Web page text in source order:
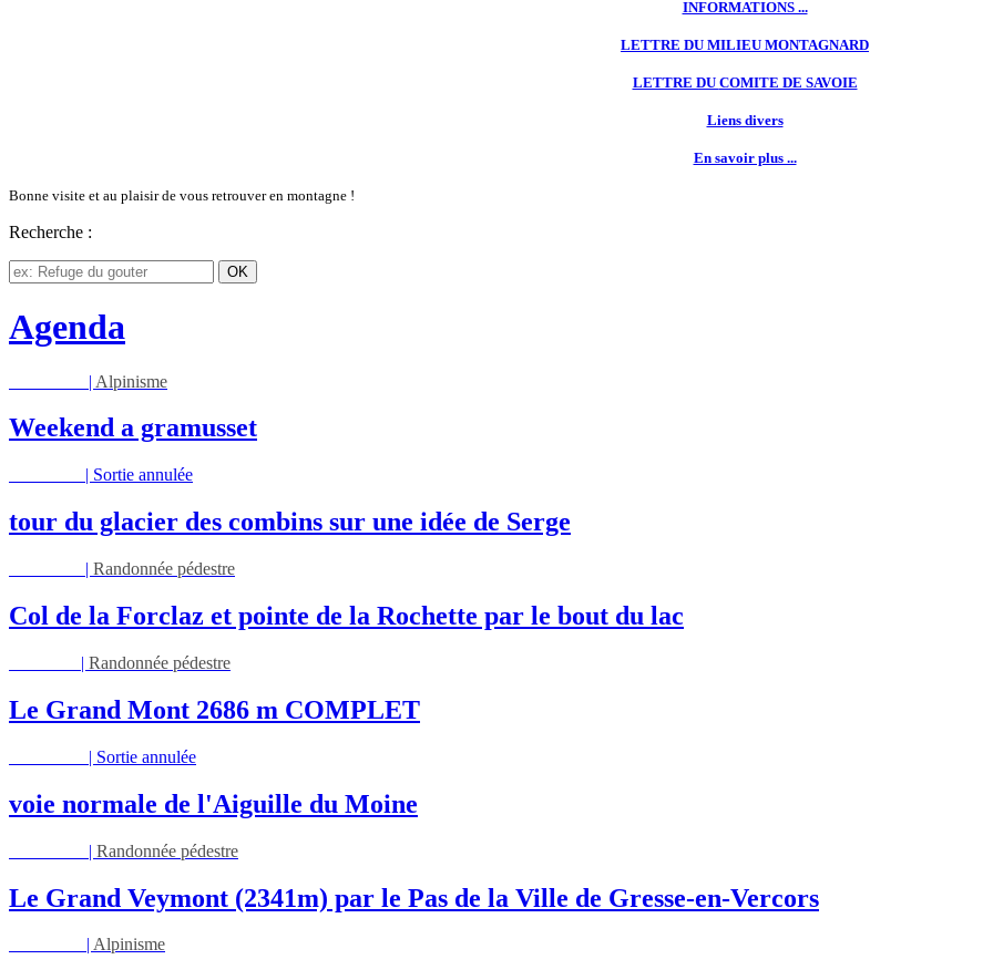
INFORMATIONS ...
LETTRE DU MILIEU MONTAGNARD
LETTRE DU COMITE DE SAVOIE
Liens divers
En savoir plus ...
Bonne visite et au plaisir de vous retrouver en montagne !
Recherche :
Agenda
| Alpinisme
Weekend a gramusset
| Sortie annulée
tour du glacier des combins sur une idée de Serge
| Randonnée pédestre
Col de la Forclaz et pointe de la Rochette par le bout du lac
| Randonnée pédestre
Le Grand Mont 2686 m COMPLET
| Sortie annulée
voie normale de l'Aiguille du Moine
| Randonnée pédestre
Le Grand Veymont (2341m) par le Pas de la Ville de Gresse-en-Vercors
| Alpinisme